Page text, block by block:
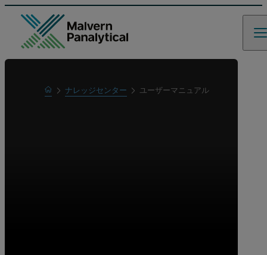
Home
Learn
ナレッジセンター ユーザーマニュアル